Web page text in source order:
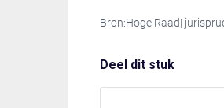
Bron:Hoge Raad|
Deel dit stuk